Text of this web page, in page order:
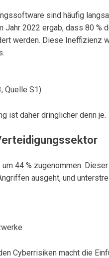
sind häufig
Jahr 2022 ergab, dass 80 %
werden. Diese Ineffizienz
Quelle S1)
ist daher dringlicher denn je.
44 % zugenommen.
ausgeht, und
Cyberrisiken macht die